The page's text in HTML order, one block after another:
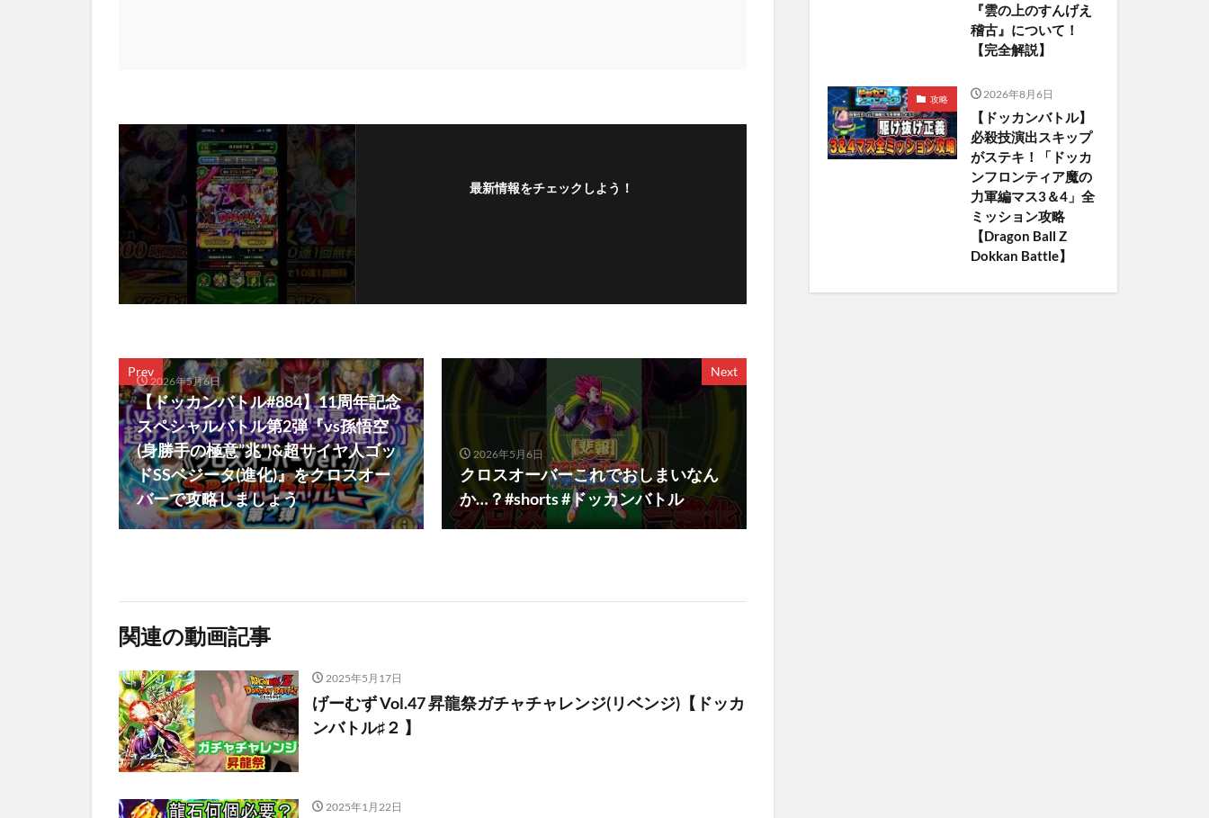
最新情報をチェックしよう！
Prev
2026年5月6日
【ドッカンバトル#884】11周年記念
スペシャルバトル第2弾『vs孫悟空
(身勝手の極意”兆”)&超サイヤ人ゴッ
ドSSベジータ(進化)』をクロスオー
バーで攻略しましょう
Next
2026年5月6日
クロスオーバーこれでおしまいなん
か…？#shorts #ドッカンバトル
関連の動画記事
2025年5月17日
げーむず Vol.47 昇龍祭ガチャチャレンジ(リベンジ)【ドッカ
ンバトル♯２ 】
2025年1月22日
『雲の上のすんげえ
稽古』について！
【完全解説】
攻略 2026年8月6日
【ドッカンバトル】
必殺技演出スキップ
がステキ！「ドッカ
ンフロンティア魔の
力軍編マス3＆4」全
ミッション攻略
【Dragon Ball Z
Dokkan Battle】